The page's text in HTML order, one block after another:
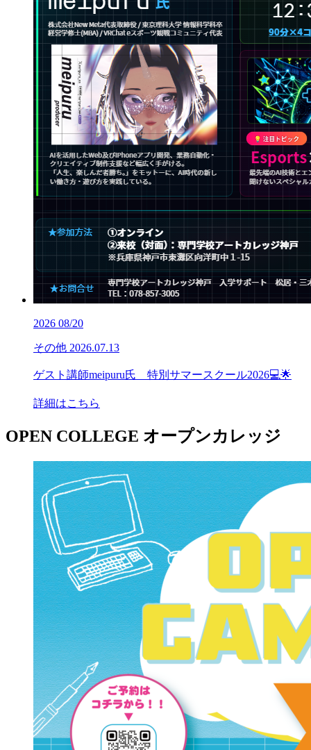
2026 08/20
その他 2026.07.13
ゲスト講師meipuru氏 特別サマースクール2026💻🌟
詳細はこちら
OPEN COLLEGE オープンカレッジ